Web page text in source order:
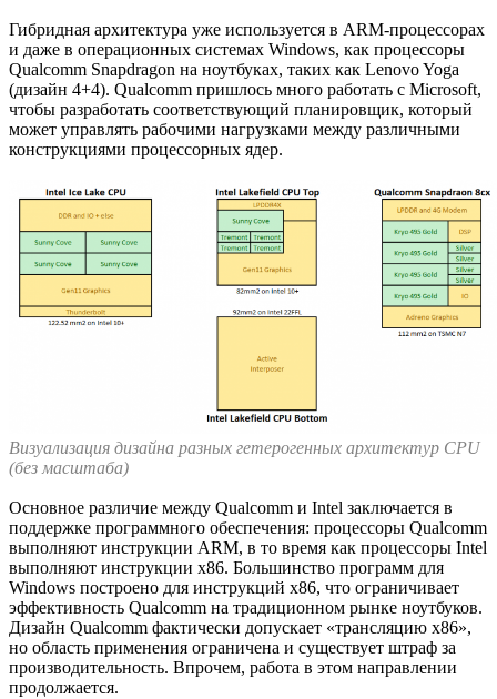
Гибридная архитектура уже используется в ARM-процессорах
и даже в операционных системах Windows, как процессоры
Qualcomm Snapdragon на ноутбуках, таких как Lenovo Yoga
(дизайн 4+4). Qualcomm пришлось много работать с Microsoft,
чтобы разработать соответствующий планировщик, который
может управлять рабочими нагрузками между различными
конструкциями процессорных ядер.
Визуализация дизайна разных гетерогенных архитектур CPU
(без масштаба)
Основное различие между Qualcomm и Intel заключается в
поддержке программного обеспечения: процессоры Qualcomm
выполняют инструкции ARM, в то время как процессоры Intel
выполняют инструкции x86. Большинство программ для
Windows построено для инструкций x86, что ограничивает
эффективность Qualcomm на традиционном рынке ноутбуков.
Дизайн Qualcomm фактически допускает «трансляцию x86»,
но область применения ограничена и существует штраф за
производительность. Впрочем, работа в этом направлении
продолжается.